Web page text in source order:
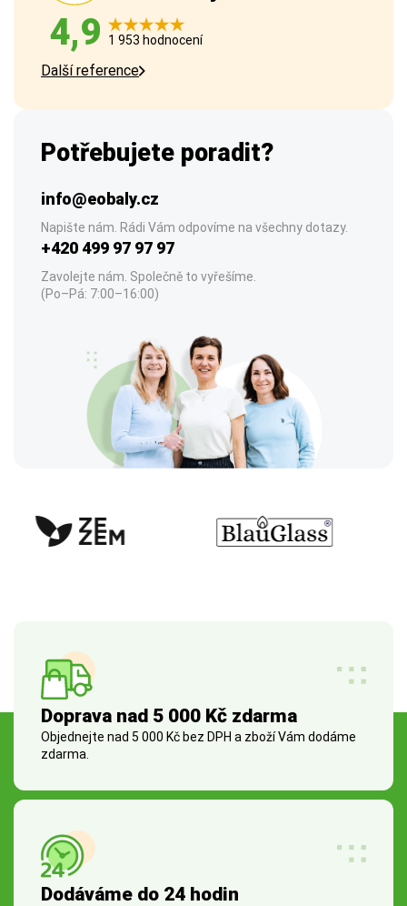
4,9 1 953 hodnocení
Další reference
Potřebujete poradit?
info@eobaly.cz
Napište nám. Rádi Vám odpovíme na všechny dotazy.
+420 499 97 97 97
Zavolejte nám. Společně to vyřešíme.
(Po–Pá: 7:00–16:00)
Doprava nad 5 000 Kč zdarma
Objednejte nad 5 000 Kč bez DPH a zboží Vám dodáme
zdarma.
Dodáváme do 24 hodin